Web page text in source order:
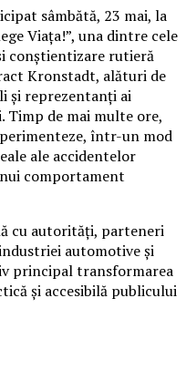
sâmbătă, 23 mai, la
Viața!”, una dintre cele
conștientizare rutieră
Kronstadt, alături de
și reprezentanți ai
de mai multe ore,
într-un mod
ale accidentelor
comportament
cu autorități, parteneri
automotive și
principal transformarea
și accesibilă publicului